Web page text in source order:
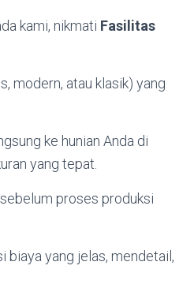
kami, nikmati Fasilitas
modern, atau klasik) yang
ke hunian Anda di
yang tepat.
proses produksi
biaya yang jelas, mendetail,